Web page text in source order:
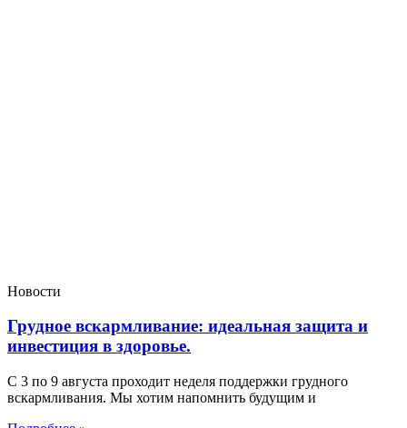
Новости
Грудное вскармливание: идеальная защита и
инвестиция в здоровье.
С 3 по 9 августа проходит неделя поддержки грудного
вскармливания. Мы хотим напомнить будущим и